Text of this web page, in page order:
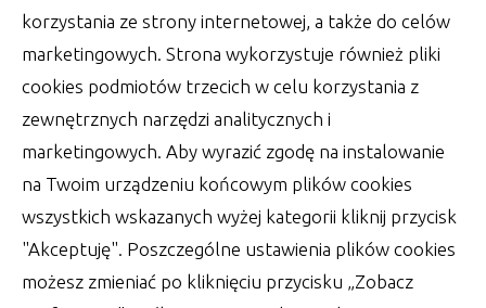
korzystania ze strony internetowej, a także do celów
marketingowych. Strona wykorzystuje również pliki
cookies podmiotów trzecich w celu korzystania z
zewnętrznych narzędzi analitycznych i
marketingowych. Aby wyrazić zgodę na instalowanie
na Twoim urządzeniu końcowym plików cookies
wszystkich wskazanych wyżej kategorii kliknij przycisk
"Akceptuję". Poszczególne ustawienia plików cookies
możesz zmieniać po kliknięciu przycisku „Zobacz